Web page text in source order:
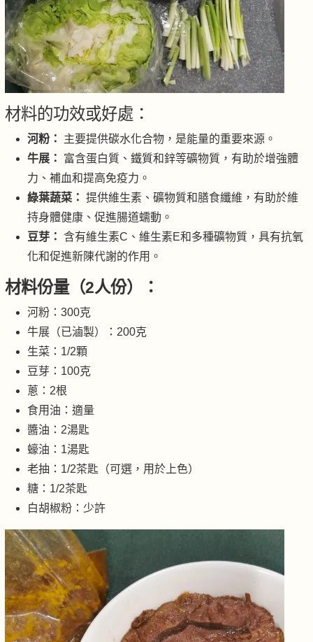
材料的功效或好處：
河粉：
主要提供碳水化合物，是能量的重要來源。
牛展：
富含蛋白質、鐵質和鋅等礦物質，有助於增強體
力、補血和提高免疫力。
綠葉蔬菜： 提供維生素、礦物質和膳食纖維，有助於維
持身體健康、促進腸道蠕動。
豆芽：
含有維生素C、維生素E和多種礦物質，具有抗氧
化和促進新陳代謝的作用。
材料份量（2人份）：
河粉：300克
牛展（已滷製）：200克
生菜：1/2顆
豆芽：100克
蔥：2根
食用油：適量
醬油：2湯匙
蠔油：1湯匙
老抽：1/2茶匙（可選，用於上色）
糖：1/2茶匙
白胡椒粉：少許